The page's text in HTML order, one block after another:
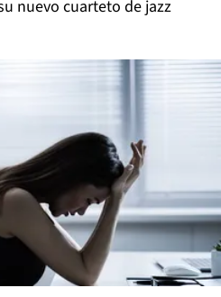
nuevo cuarteto de jazz